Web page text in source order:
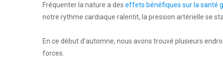
Fréquenter la nature a des effets bénéfiques sur la santé
notre rythme cardiaque ralentit, la pression artérielle se
En ce début d’automne, nous avons trouvé plusieurs
forces.